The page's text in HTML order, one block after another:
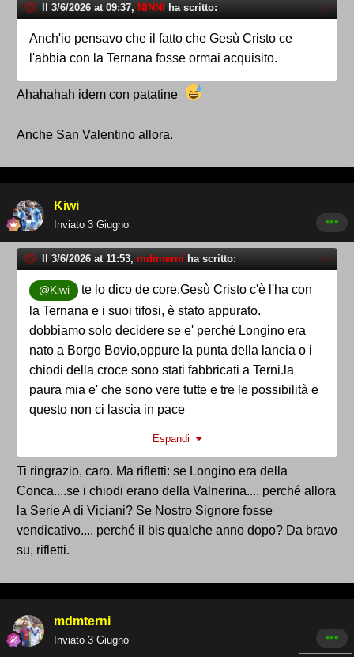
Il 3/6/2026 at 09:37, NINNI ha scritto:
Anch'io pensavo che il fatto che Gesù Cristo ce
l'abbia con la Ternana fosse ormai acquisito.
Ahahahah idem con patatine
Anche San Valentino allora.
Kiwi
Inviato 3 Giugno
Il 3/6/2026 at 11:53, mdmterni ha scritto:
@Kiwi
te lo dico de core,Gesù Cristo c'è l'ha con
la Ternana e i suoi tifosi, è stato appurato.
dobbiamo solo decidere se e' perché Longino era
nato a Borgo Bovio,oppure la punta della lancia o i
chiodi della croce sono stati fabbricati a Terni.la
paura mia e' che sono vere tutte e tre le possibilità e
questo non ci lascia in pace
p.s. secondo me sei un troll perugino,anche se fosse
ho letto che hai perso una figlia in tenera età,se così
fosse, probabilmente anche io sarei religioso,e'
l'unica speranza che avrei di riabbracciarla un
domani,e sinceramente spero che hai ragione te,e
che esista qualcosa oltre la morte,che ti permetta di
Espandi
Ti ringrazio, caro. Ma rifletti: se Longino era della
Conca....se i chiodi erano della Valnerina.... perché allora
la Serie A di Viciani? Se Nostro Signore fosse
vendicativo.... perché il bis qualche anno dopo? Da bravo
su, rifletti.
mdmterni
Inviato 3 Giugno